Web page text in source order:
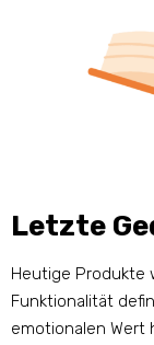
Letzte
Heutige Produkte
Funktionalität
emotionalen Wert